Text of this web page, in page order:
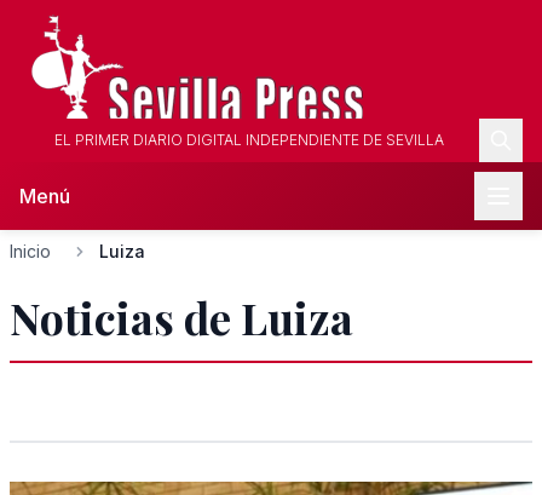
EL PRIMER DIARIO DIGITAL INDEPENDIENTE DE SEVILLA
Menú
Inicio Luiza
Noticias de Luiza